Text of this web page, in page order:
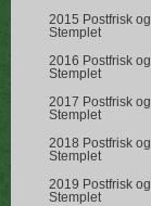
2015 Postfrisk og
Stemplet
2016 Postfrisk og
Stemplet
2017 Postfrisk og
Stemplet
2018 Postfrisk og
Stemplet
2019 Postfrisk og
Stemplet